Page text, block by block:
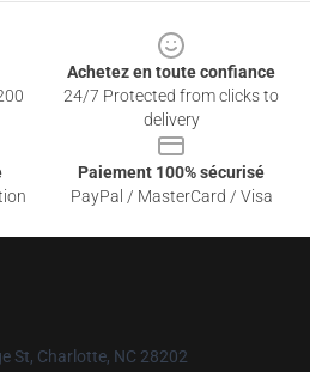
Achetez en toute confiance
24/7 Protected from clicks to
delivery
Paiement 100% sécurisé
PayPal / MasterCard / Visa
St, Charlotte, NC 28202